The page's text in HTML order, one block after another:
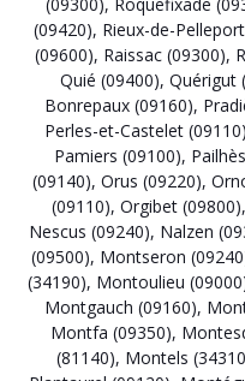
(09300), Roquefixade
(09420), Rieux-de-
(09600), Raissac (09300),
Quié (09400), Quérigut
Bonrepaux (09160),
Perles-et-Castelet (09110)
Pamiers (09100),
(09140), Orus (09220),
(09110), Orgibet (09800),
Nescus (09240), Nalzen
(09500), Montseron
(34190), Montoulieu
Montgauch (09160),
Montfa (09350),
(81140), Montels